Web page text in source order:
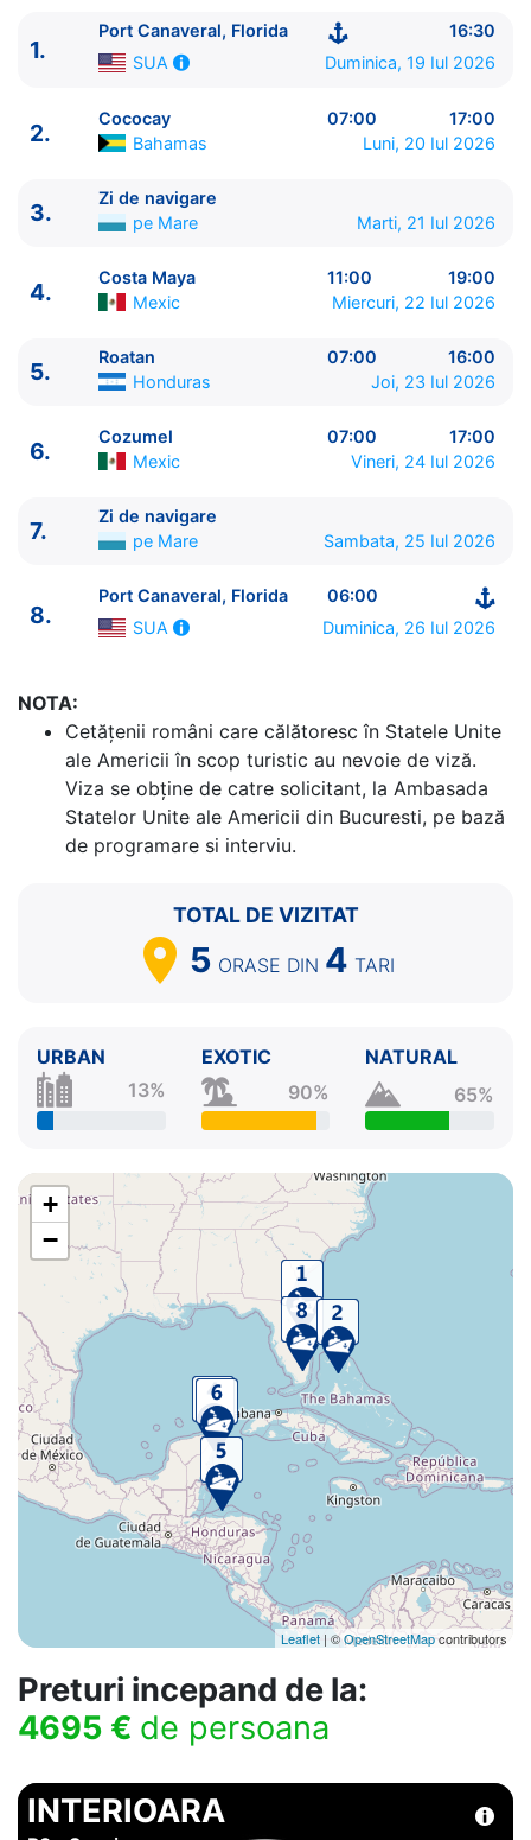
Sosire pe 26 Iul 2026in Port Canaveral, Florida, SUA
Star of the Seas
Ziua | Portul | Sosire - Plecare
----------------------------------------
Cococay Bahamas
3.
Zi de navigare pe Mare
0:00 - 0:00
Roatan Honduras 07:00 - 16:00
6.
Cozumel Mexic
07:00 - 17:00
1.
Port Canaveral, Florida
16:30
SUA
Duminica, 19 Iul 2026
2.
Cococay 07:00
17:00
Bahamas
Luni, 20 Iul 2026
3.
Zi de navigare
pe Mare
Marti, 21 Iul 2026
4.
Costa Maya 11:00
19:00
Mexic
Miercuri, 22 Iul 2026
5.
Roatan 07:00
16:00
Honduras
Joi, 23 Iul 2026
6.
Cozumel 07:00
17:00
Mexic
Vineri, 24 Iul 2026
7.
Zi de navigare
pe Mare
Sambata, 25 Iul 2026
8.
Port Canaveral, Florida
06:00
SUA
Duminica, 26 Iul 2026
NOTA:
Cetăţenii români care călătoresc în Statele Unite
ale Americii în scop turistic au nevoie de viză.
Viza se obține de catre solicitant, la Ambasada
Statelor Unite ale Americii din Bucuresti, pe bază
de programare si interviu.
TOTAL DE VIZITAT
5 ORASE DIN 4 TARI
URBAN
13%
EXOTIC
90%
NATURAL
65%
+
−
Leaflet | ©OpenStreetMapcontributors
Preturi incepand de la:
4695 € de persoana
INTERIOARA